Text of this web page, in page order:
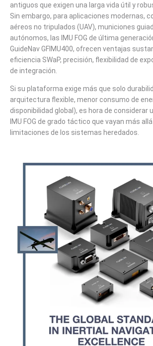
antiguos que exigen una larga vida útil y
Sin embargo, para aplicaciones modernas,
aéreos no tripulados (UAV), municiones
autónomos, las IMU FOG de última
GuideNav GFIMU400, ofrecen ventajas
eficiencia SWaP, precisión, flexibilidad de
de integración.
Si su plataforma exige más que solo
arquitectura flexible, menor consumo de
disponibilidad global), es hora de considerar
IMU FOG de grado táctico que vayan más
limitaciones de los sistemas heredados.